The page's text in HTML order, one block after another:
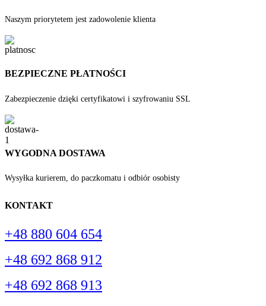
Naszym priorytetem jest zadowolenie klienta
BEZPIECZNE PŁATNOŚCI
Zabezpieczenie dzięki certyfikatowi i szyfrowaniu SSL
WYGODNA DOSTAWA
Wysyłka kurierem, do paczkomatu i odbiór osobisty
KONTAKT
+48 880 604 654
+48 692 868 912
+48 692 868 913